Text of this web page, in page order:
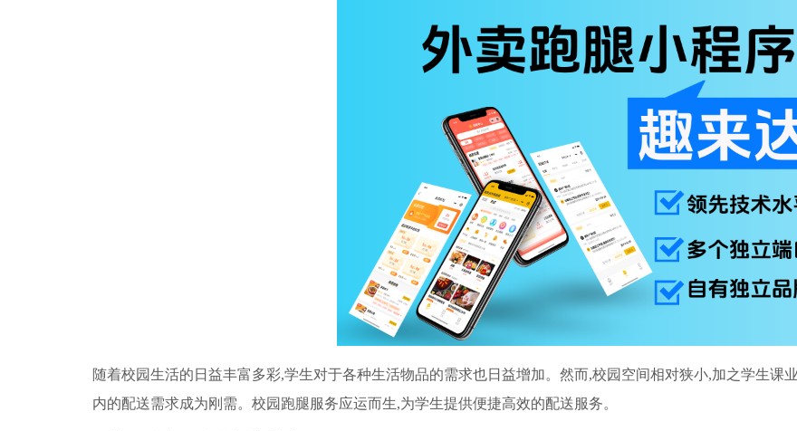
随着校园生活的日益丰富多彩,学生对于各种生活物品的需求也日益增加。然而,校园空间相对狭小,加之学生课
内的配送需求成为刚需。校园跑腿服务应运而生,为学生提供便捷高效的配送服务。